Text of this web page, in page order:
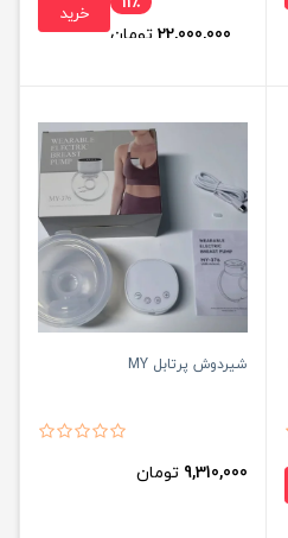
22,000,000 تومان
خرید
شیردوش پرتابل MY
9,310,000 تومان